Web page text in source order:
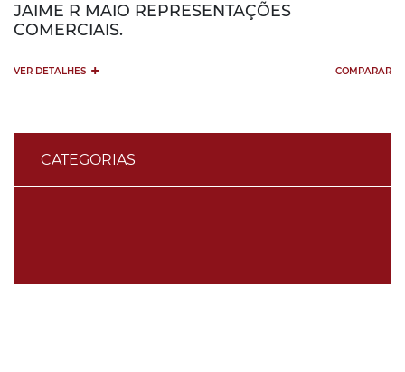
CATEGORIAS
JAIME R MAIO REPRESENTAÇÕES
COMERCIAIS.
VER DETALHES + COMPARAR